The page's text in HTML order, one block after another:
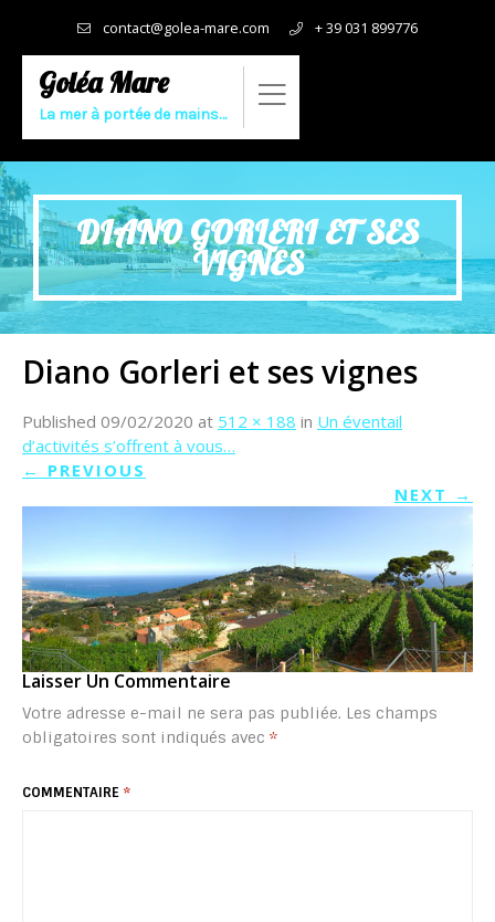
contact@golea-mare.com + 39 031 899776
Goléa Mare
La mer à portée de mains…
DIANO GORLERI ET SES
VIGNES
Diano Gorleri et ses vignes
Published 09/02/2020 at 512 × 188 in Un éventail
d’activités s’offrent à vous…
← PREVIOUS
NEXT →
Laisser Un Commentaire
Votre adresse e-mail ne sera pas publiée. Les champs
obligatoires sont indiqués avec *
COMMENTAIRE *